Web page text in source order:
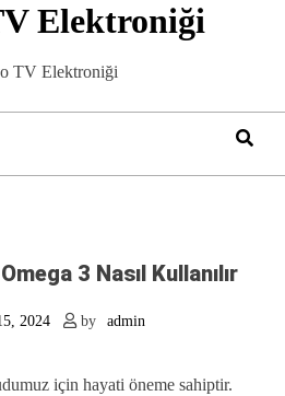
Elektroniği
TV Elektroniği
3 Nasıl Kullanılır
2024 by admin
için hayati öneme sahiptir.